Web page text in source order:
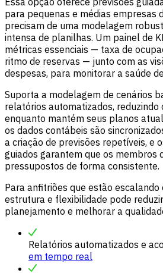
para pequenas e médias empresas
precisam de uma modelagem
intensa de planilhas. Um painel de
métricas essenciais — taxa de
ritmo de reservas — junto com as
despesas, para monitorar a saúde
Suporta a modelagem de cenários
relatórios automatizados,
enquanto mantém seus planos
os dados contábeis são
a criação de previsões repetíveis, e
guiados garantem que os membros
pressupostos de forma consistente.
Para anfitriões que estão
estrutura e flexibilidade pode
planejamento e melhorar a
Relatórios automatizados e
em tempo real